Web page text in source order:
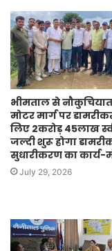
भीमताल से
मोटर मार्ग पर
लिए 2करोड़ 45लाख
जल्दी शुरू होगा
सुधारीकरण का कार्य-
July 29, 2026